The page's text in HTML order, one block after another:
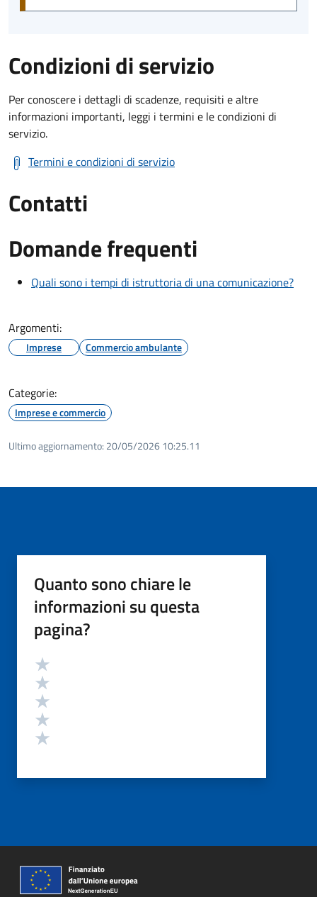
Condizioni di servizio
Per conoscere i dettagli di scadenze, requisiti e altre
informazioni importanti, leggi i termini e le condizioni di
servizio.
Termini e condizioni di servizio
Contatti
Domande frequenti
Quali sono i tempi di istruttoria di una comunicazione?
Argomenti:
Imprese Commercio ambulante
Categorie:
Imprese e commercio
Ultimo aggiornamento: 20/05/2026 10:25.11
Quanto sono chiare le
informazioni su questa
pagina?
Valutazione